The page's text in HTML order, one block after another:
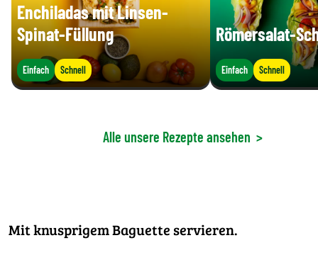
Enchiladas mit Linsen-
Spinat-Füllung
Einfach Schnell
Römersalat-
Einfach Schnell
Alle unsere Rezepte ansehen >
Mit knusprigem Baguette servieren.